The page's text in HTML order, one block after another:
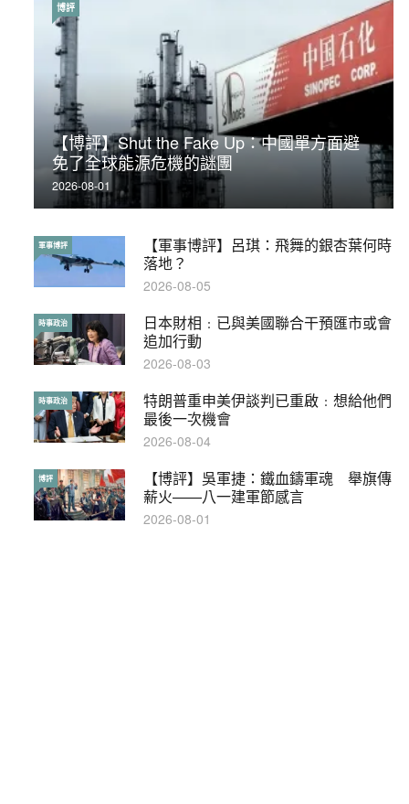
【博評】Shut the Fake Up：中國單方面避
免了全球能源危機的謎團
2026-08-01
博評
【軍事博評】呂琪：飛舞的銀杏葉何時
落地？
軍事博評
2026-08-05
日本財相﹕已與美國聯合干預匯市或會
追加行動
時事政治
2026-08-03
特朗普重申美伊談判已重啟﹕想給他們
最後一次機會
時事政治
2026-08-04
【博評】吳軍捷：鐵血鑄軍魂 舉旗傳
薪火——八一建軍節感言
博評
2026-08-01
荃灣反黑組「砌生豬肉」砌錯O記臥底4警員
被控
2019-11-01
時事政治
【輕百科】被抽中當陪審員能拒絕嗎？
輕百科
2017-10-17
【輕盤點】集會遊行陸續有來？一文盡
覽8月示威活動
輕盤點
2019-08-30
本港保護兒童法例雜亂互相矛盾家長易
墮法網
特稿
2019-05-21
【輕百科】甚麼按摩院要領牌？顧客涉
及刑責嗎？
輕百科
2021-05-13